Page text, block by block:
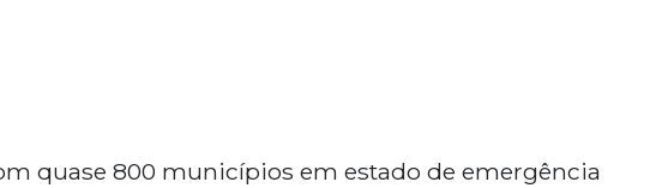
quase 800 municípios em estado de emergência